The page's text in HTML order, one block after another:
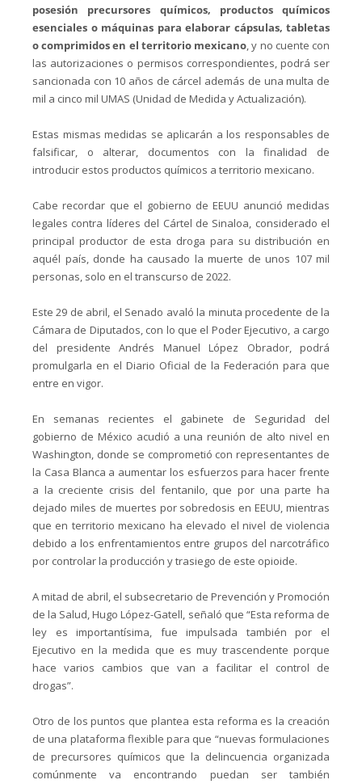
posesión precursores químicos, productos químicos
esenciales o máquinas para elaborar cápsulas, tabletas
o comprimidos en el territorio mexicano, y no cuente con
las autorizaciones o permisos correspondientes, podrá ser
sancionada con 10 años de cárcel además de una multa de
mil a cinco mil UMAS (Unidad de Medida y Actualización).
Estas mismas medidas se aplicarán a los responsables de
falsificar, o alterar, documentos con la finalidad de
introducir estos productos químicos a territorio mexicano.
Cabe recordar que el gobierno de EEUU anunció medidas
legales contra líderes del Cártel de Sinaloa, considerado el
principal productor de esta droga para su distribución en
aquél país, donde ha causado la muerte de unos 107 mil
personas, solo en el transcurso de 2022.
Este 29 de abril, el Senado avaló la minuta procedente de la
Cámara de Diputados, con lo que el Poder Ejecutivo, a cargo
del presidente Andrés Manuel López Obrador, podrá
promulgarla en el Diario Oficial de la Federación para que
entre en vigor.
En semanas recientes el gabinete de Seguridad del
gobierno de México acudió a una reunión de alto nivel en
Washington, donde se comprometió con representantes de
la Casa Blanca a aumentar los esfuerzos para hacer frente
a la creciente crisis del fentanilo, que por una parte ha
dejado miles de muertes por sobredosis en EEUU, mientras
que en territorio mexicano ha elevado el nivel de violencia
debido a los enfrentamientos entre grupos del narcotráfico
por controlar la producción y trasiego de este opioide.
A mitad de abril, el subsecretario de Prevención y Promoción
de la Salud, Hugo López-Gatell, señaló que “Esta reforma de
ley es importantísima, fue impulsada también por el
Ejecutivo en la medida que es muy trascendente porque
hace varios cambios que van a facilitar el control de
drogas”.
Otro de los puntos que plantea esta reforma es la creación
de una plataforma flexible para que “nuevas formulaciones
de precursores químicos que la delincuencia organizada
comúnmente va encontrando puedan ser también